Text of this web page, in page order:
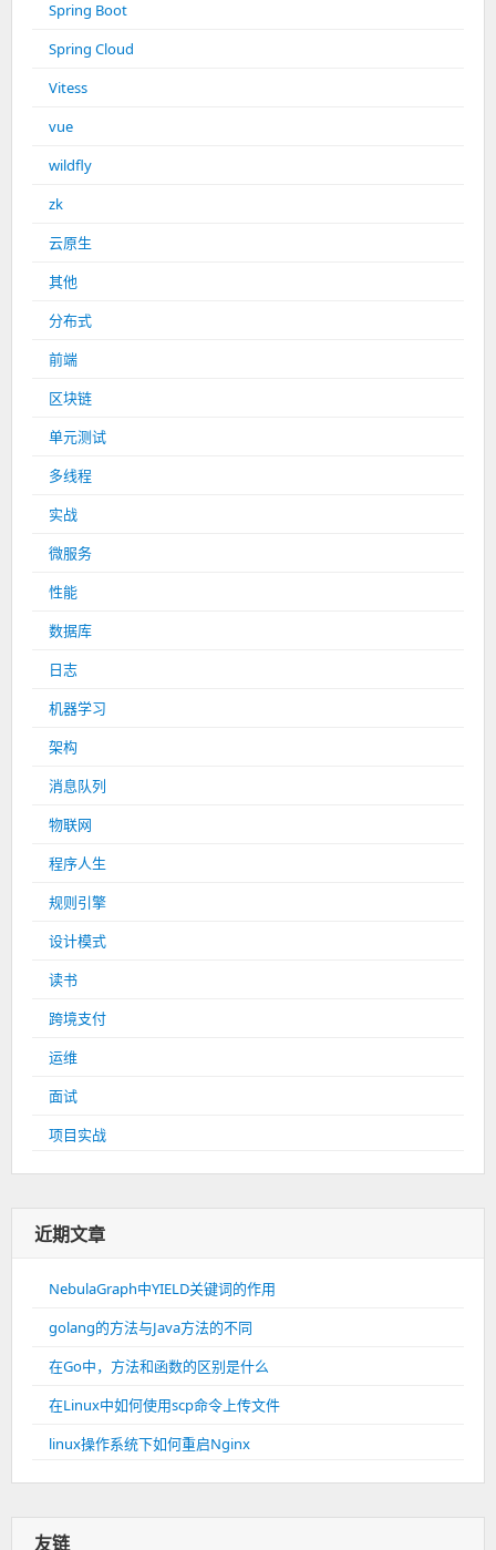
Spring Boot
Spring Cloud
Vitess
vue
wildfly
zk
云原生
其他
分布式
前端
区块链
单元测试
多线程
实战
微服务
性能
数据库
日志
机器学习
架构
消息队列
物联网
程序人生
规则引擎
设计模式
读书
跨境支付
运维
面试
项目实战
近期文章
NebulaGraph中YIELD关键词的作用
golang的方法与Java方法的不同
在Go中，方法和函数的区别是什么
在Linux中如何使用scp命令上传文件
linux操作系统下如何重启Nginx
友链